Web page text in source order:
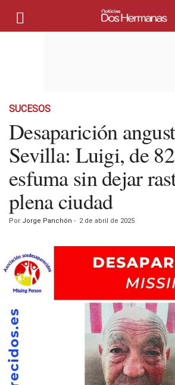
SUCESOS
Desaparición
Sevilla: Luigi, de
esfuma sin dejar
plena ciudad
Por Jorge Panchón - 2 de abril de 2025